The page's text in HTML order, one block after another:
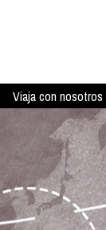
Viaja con nosotros